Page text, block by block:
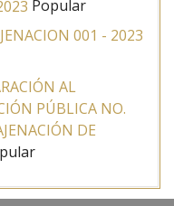
Popular
001 - 2023
AL
PÚBLICA NO.
DE